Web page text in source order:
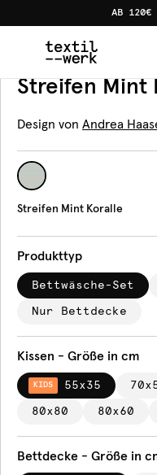
AB 120€
Produkte
Bettwäsche
Streifen Mint
Design von Andrea
Streifen Mint Koralle
Produkttyp
Bettwäsche-Set
Nur Bettdecke
Kissen - Größe in cm
KIDS 55x35
80x80 80x60
Bettdecke - Größe in